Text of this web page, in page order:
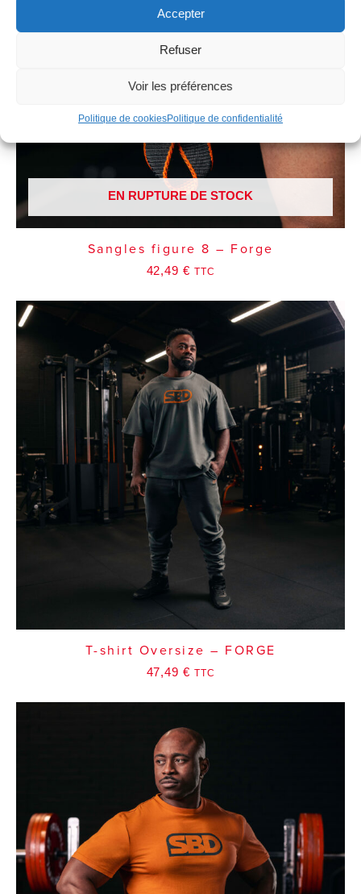
Accepter
Refuser
Voir les préférences
Politique de cookiesPolitique de confidentialité
EN RUPTURE DE STOCK
Sangles figure 8 – Forge
42,49 € TTC
T-shirt Oversize – FORGE
47,49 € TTC